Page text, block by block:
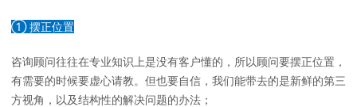
① 摆正位置
咨询顾问往往在专业知识上是没有客户懂的，所以顾问要摆正位置，
有需要的时候要虚心请教。但也要自信，我们能带去的是新鲜的第三
方视角，以及结构性的解决问题的办法；